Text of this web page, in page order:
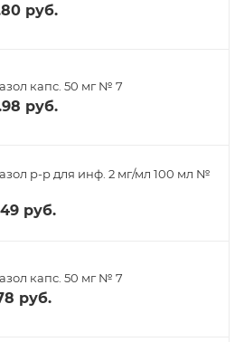
руб.
капс. 50 мг № 7
руб.
р-р для инф. 2 мг/мл 100 мл №
руб.
капс. 50 мг № 7
руб.